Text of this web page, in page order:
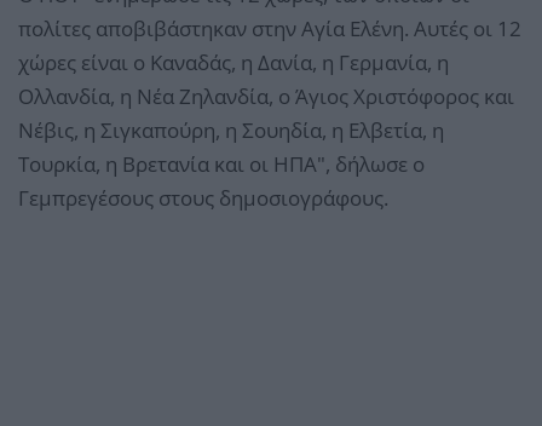
πολίτες αποβιβάστηκαν στην Αγία Ελένη. Αυτές οι 12
χώρες είναι ο Καναδάς, η Δανία, η Γερμανία, η
Ολλανδία, η Νέα Ζηλανδία, ο Άγιος Χριστόφορος και
Νέβις, η Σιγκαπούρη, η Σουηδία, η Ελβετία, η
Τουρκία, η Βρετανία και οι ΗΠΑ", δήλωσε ο
Γεμπρεγέσους στους δημοσιογράφους.